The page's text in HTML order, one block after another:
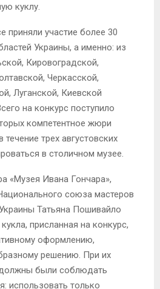
куклу.
приняли участие более 30
Украины, а именно: из
Кировоградской,
Черкасской,
Луганской, Киевской
на конкурс поступило
компетентное жюри
трех августовских
в столичном музее.
«Музея Ивана Гончара»,
союза мастеров
Татьяна Пошивайло
присланная на конкурс,
оформлению,
решению. При их
были соблюдать
использовать только